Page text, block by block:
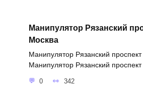
Манипулятор Рязанский
Москва
Манипулятор Рязанский
Манипулятор Рязанский
0 342